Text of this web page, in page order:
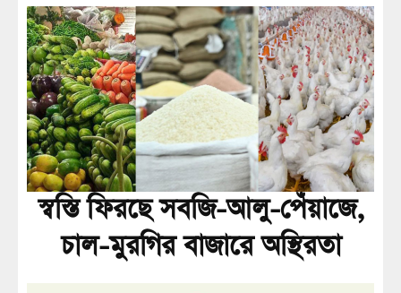
স্বস্তি ফিরছে সবজি-আলু-পেঁয়াজে,
চাল-মুরগির বাজারে অস্থিরতা